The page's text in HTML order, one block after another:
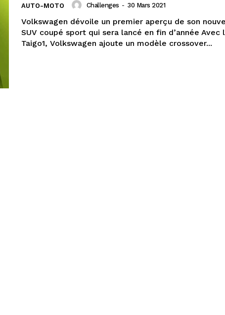
AUTO-MOTO Challenges - 30 Mars 2021
Volkswagen dévoile un premier aperçu de son
SUV coupé sport qui sera lancé en fin d’année Avec
Taigo1, Volkswagen ajoute un modèle crossover...